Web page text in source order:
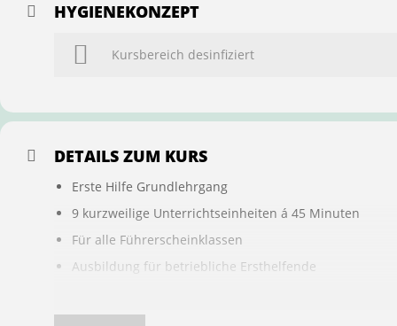
HYGIENEKONZEPT
Kursbereich desinfiziert
DETAILS ZUM KURS
Erste Hilfe Grundlehrgang
9 kurzweilige Unterrichtseinheiten á 45 Minuten
Für alle Führerscheinklassen
Ausbildung für betriebliche Ersthelfende